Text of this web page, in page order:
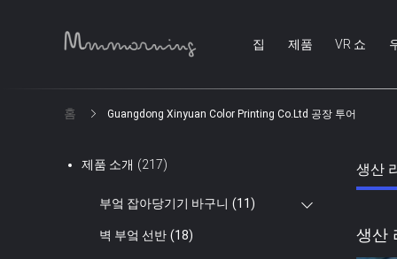
집 제품 VR 쇼
홈 Guangdong Xinyuan Color Printing Co.Ltd 공장 투어
제품 소개 (217)
부엌 잡아당기기 바구니 (11)
벽 부엌 선반 (18)
생산
생산